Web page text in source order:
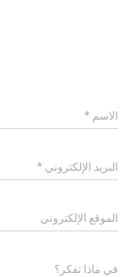
الاسم *
البريد الإلكتروني *
الموقع الإلكتروني
في ماذا تفكر؟